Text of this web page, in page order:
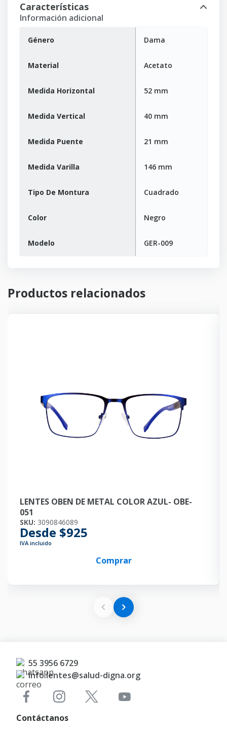
Características
Información adicional
Género Dama
Material Acetato
Medida Horizontal 52 mm
Medida Vertical 40 mm
Medida Puente 21 mm
Medida Varilla 146 mm
Tipo De Montura Cuadrado
Color Negro
Modelo GER-009
Productos relacionados
LENTES OBEN DE METAL COLOR AZUL- OBE-
051
SKU: 3090846089
Desde $925
IVA incluido
Comprar
55 3956 6729
Info.lentes@salud-digna.org
Contáctanos